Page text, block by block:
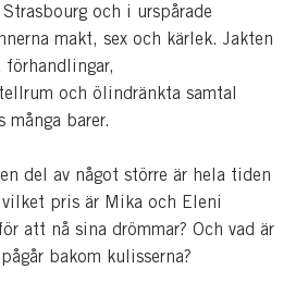
och i urspårade
makt, sex och kärlek. Jakten
och ölindränkta samtal
många barer.
del av något större är hela tiden
pris är Mika och Eleni
att nå sina drömmar? Och vad är
bakom kulisserna?